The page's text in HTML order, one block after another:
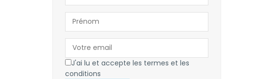
J'ai lu et accepte les termes et les
conditions